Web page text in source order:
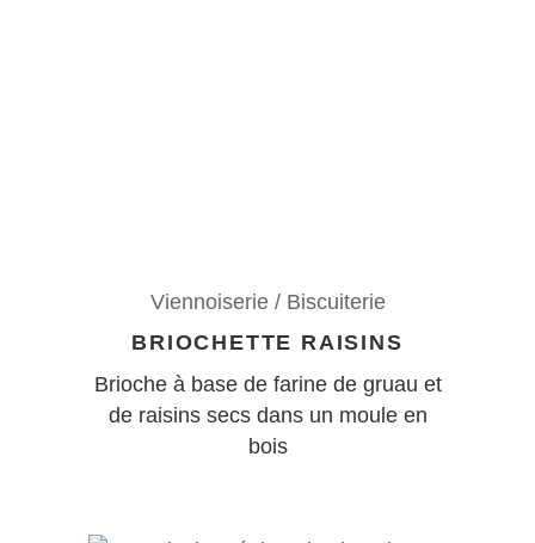
Viennoiserie / Biscuiterie
BRIOCHETTE RAISINS
Brioche à base de farine de gruau et
de raisins secs dans un moule en
bois